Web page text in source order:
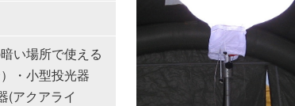
い場所で使える
・小型投光器
(アクアライ